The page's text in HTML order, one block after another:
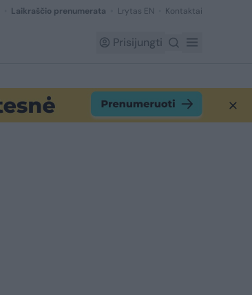
Laikraščio prenumerata Lrytas EN Kontaktai
Prisijungti